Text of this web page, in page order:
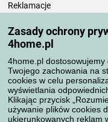
Zasady ochrony
4home.pl
4home.pl
Twojego zachowania na
cookies w celu
wyświetlania
Klikając przycisk
używanie plików cookies
ukierunkowanych reklam
Reklamacje
Zasady przetwarzania
Sposoby
Metody płatności